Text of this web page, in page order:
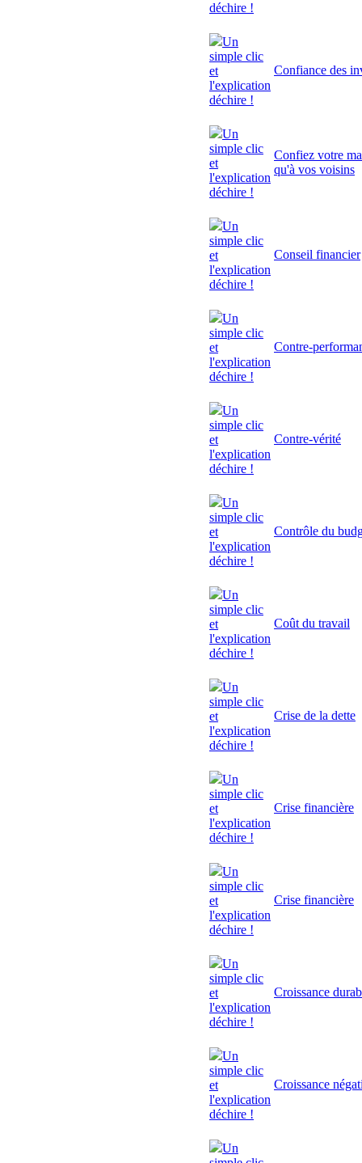
déchire !
Un
simple clic
et
l'explication
déchire !
Confiance des
Un
simple clic
et
l'explication
déchire !
Confiez votre
qu'à vos voisins
Un
simple clic
et
l'explication
déchire !
Conseil financier
Un
simple clic
et
l'explication
déchire !
Contre-
Un
simple clic
et
l'explication
déchire !
Contre-vérité
Un
simple clic
et
l'explication
déchire !
Contrôle du
Un
simple clic
et
l'explication
déchire !
Coût du travail
Un
simple clic
et
l'explication
déchire !
Crise de la dette
Un
simple clic
et
l'explication
déchire !
Crise financière
Un
simple clic
et
l'explication
déchire !
Crise financière
Un
simple clic
et
l'explication
déchire !
Croissance
Un
simple clic
et
l'explication
déchire !
Croissance
Un